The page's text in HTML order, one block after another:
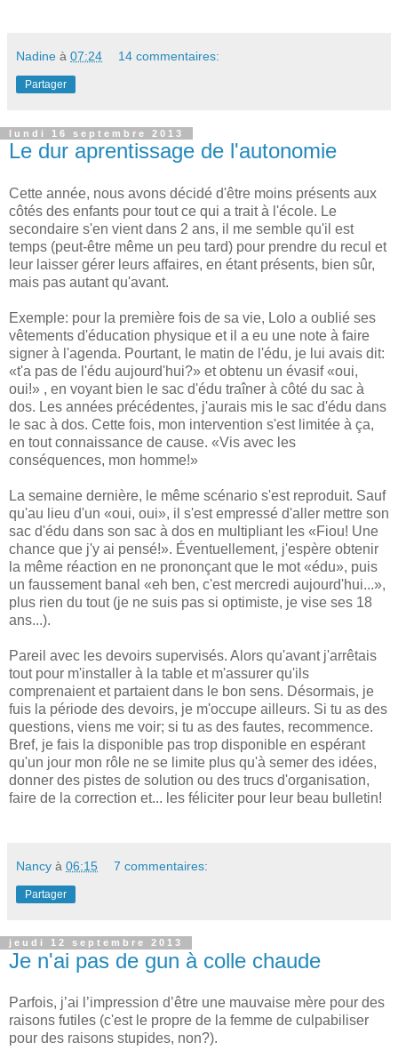
Nadine à 07:24 14 commentaires:
Partager
lundi 16 septembre 2013
Le dur aprentissage de l'autonomie
Cette année, nous avons décidé d'être moins présents aux
côtés des enfants pour tout ce qui a trait à l'école. Le
secondaire s'en vient dans 2 ans, il me semble qu'il est
temps (peut-être même un peu tard) pour prendre du recul et
leur laisser gérer leurs affaires, en étant présents, bien sûr,
mais pas autant qu'avant.
Exemple: pour la première fois de sa vie, Lolo a oublié ses
vêtements d'éducation physique et il a eu une note à faire
signer à l'agenda. Pourtant, le matin de l'édu, je lui avais dit:
«t'a pas de l'édu aujourd'hui?» et obtenu un évasif «oui,
oui!» , en voyant bien le sac d'édu traîner à côté du sac à
dos. Les années précédentes, j'aurais mis le sac d'édu dans
le sac à dos. Cette fois, mon intervention s'est limitée à ça,
en tout connaissance de cause. «Vis avec les
conséquences, mon homme!»
La semaine dernière, le même scénario s'est reproduit. Sauf
qu'au lieu d'un «oui, oui», il s'est empressé d'aller mettre son
sac d'édu dans son sac à dos en multipliant les «Fiou! Une
chance que j'y ai pensé!». Éventuellement, j'espère obtenir
la même réaction en ne prononçant que le mot «édu», puis
un faussement banal «eh ben, c'est mercredi aujourd'hui...»,
plus rien du tout (je ne suis pas si optimiste, je vise ses 18
ans...).
Pareil avec les devoirs supervisés. Alors qu'avant j'arrêtais
tout pour m'installer à la table et m'assurer qu'ils
comprenaient et partaient dans le bon sens. Désormais, je
fuis la période des devoirs, je m'occupe ailleurs. Si tu as des
questions, viens me voir; si tu as des fautes, recommence.
Bref, je fais la disponible pas trop disponible en espérant
qu'un jour mon rôle ne se limite plus qu'à semer des idées,
donner des pistes de solution ou des trucs d'organisation,
faire de la correction et... les féliciter pour leur beau bulletin!
Nancy à 06:15 7 commentaires:
Partager
jeudi 12 septembre 2013
Je n'ai pas de gun à colle chaude
Parfois, j’ai l’impression d’être une mauvaise mère pour des
raisons futiles (c'est le propre de la femme de culpabiliser
pour des raisons stupides, non?).